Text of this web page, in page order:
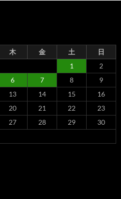
木 金 土
日
1
2
6 7 8
9
13 14 15
16
20 21 22
23
27 28 29
30